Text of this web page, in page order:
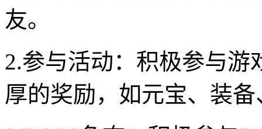
友。
2.参与活动：积极参与
厚的奖励，如元宝、装